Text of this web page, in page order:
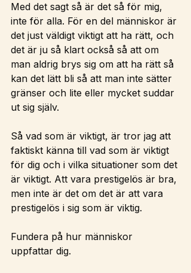
Med det sagt så är det så för mig,
inte för alla. För en del människor är
det just väldigt viktigt att ha rätt, och
det är ju så klart också så att om
man aldrig brys sig om att ha rätt så
kan det lätt bli så att man inte sätter
gränser och lite eller mycket suddar
ut sig själv.
Så vad som är viktigt, är tror jag att
faktiskt känna till vad som är viktigt
för dig och i vilka situationer som det
är viktigt. Att vara prestigelös är bra,
men inte är det om det är att vara
prestigelös i sig som är viktig.
Fundera på hur människor
uppfattar dig.